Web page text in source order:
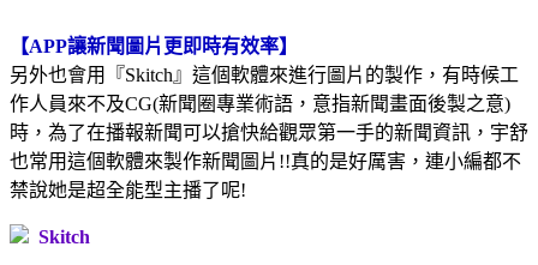
【APP讓新聞圖片更即時有效率】
另外也會用『Skitch』這個軟體來進行圖片的製作，有時候工
作人員來不及CG(新聞圈專業術語，意指新聞畫面後製之意)
時，為了在播報新聞可以搶快給觀眾第一手的新聞資訊，宇舒
也常用這個軟體來製作新聞圖片!!真的是好厲害，連小編都不
禁說她是超全能型主播了呢!
Skitch